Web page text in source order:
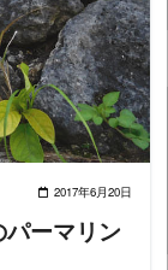
2017年6月20日
ーマリン